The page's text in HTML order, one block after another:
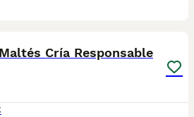
Cría Responsable